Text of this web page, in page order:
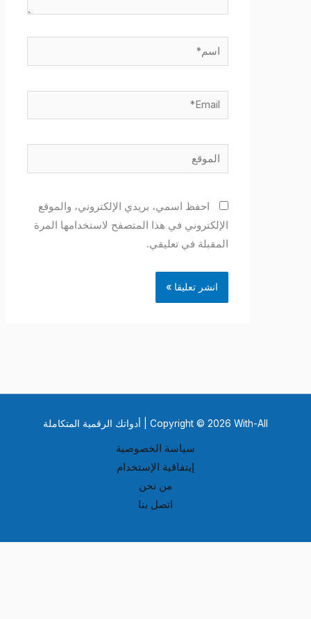
احفظ اسمي، بريدي الإلكتروني، والموقع
الإلكتروني في هذا المتصفح لاستخدامها المرة
المقبلة في تعليقي.
Copyright © 2026 With-All | أدواتك الرقمية المتكاملة
سياسة الخصوصية
إيتفاقية الإستخدام
من نحن
اتصل بنا